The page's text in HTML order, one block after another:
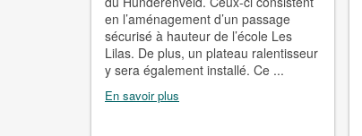
en l’aménagement d’un passage
sécurisé à hauteur de l’école Les
Lilas. De plus, un plateau ralentisseur
y sera également installé. Ce ...
En savoir plus